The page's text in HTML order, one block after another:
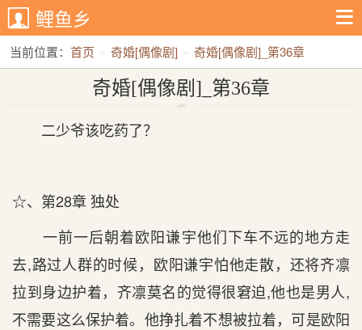
鲤鱼乡
当前位置： 首页 奇婚[偶像剧] 奇婚[偶像剧]_第36章
奇婚[偶像剧]_第36章
二少爷该吃药了？
☆、第28章 独处
一前一后朝着欧阳谦宇他们下车不远的地方走
去,路过人群的时候，欧阳谦宇怕他走散，还将齐凛
拉到身边护着，齐凛莫名的觉得很窘迫,他也是男人,
不需要这么保护着。他挣扎着不想被拉着，可是欧阳